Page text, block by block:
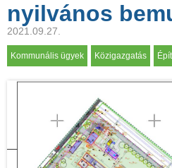
nyilvános
2021.09.27.
Kommunális ügyek Közigazgatás